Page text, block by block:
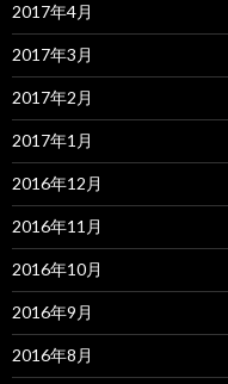
2017年4月
2017年3月
2017年2月
2017年1月
2016年12月
2016年11月
2016年10月
2016年9月
2016年8月